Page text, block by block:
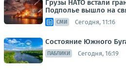
Грузы НАТО встали
Подполье вышло на
СМИ Сегодня, 11:16
Состояние Южного
ПАБЛИКИ Сегодня, 16:19